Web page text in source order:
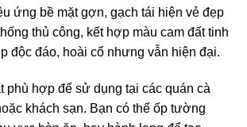
ứng bề mặt gợn, gạch tái hiện vẻ đẹp
thủ công, kết hợp màu cam đất tinh
độc đáo, hoài cổ nhưng vẫn hiện đại.
phù hợp để sử dụng tại các quán cà
khách sạn. Bạn có thể ốp tường